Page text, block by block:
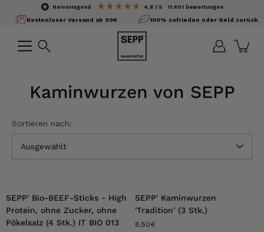
überspringen
Kostenloser Versand ab 99€
hervorragend 4,8 / 5 11.601 bewertungen
100% zufrieden oder Geld zurück
Kaminwurzen von SEPP
Sortieren nach:
Ausgewählt
SEPP' Bio-BEEF-Sticks - High
Protein, ohne Zucker, ohne
Pökelsalz (4 Stk.) IT BIO 013
SEPP' Kaminwurzen
'Tradition' (3 Stk.)
8,50€